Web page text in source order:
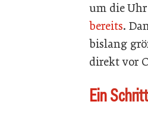
um die
bereits.
bislang
direkt vor
Ein